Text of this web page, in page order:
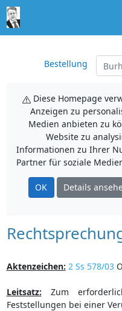
Bestellung
Diese Homepage
Anzeigen zu
Medien anbieten zu
Website zu
Informationen zu Ihrer
Partner für soziale
OK Details
Aktenzeichen: 2 Ss 578/03
Leitsatz: Zum
Feststellungen bei einer